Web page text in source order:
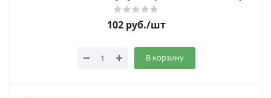
102руб./шт
В корзину